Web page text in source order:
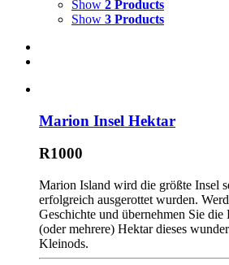
Show 2 Products
Show 3 Products
Marion Insel Hektar
R1000
Marion Island wird die größte Insel
erfolgreich ausgerottet wurden.
Geschichte und übernehmen Sie die
(oder mehrere) Hektar dieses
Kleinods.